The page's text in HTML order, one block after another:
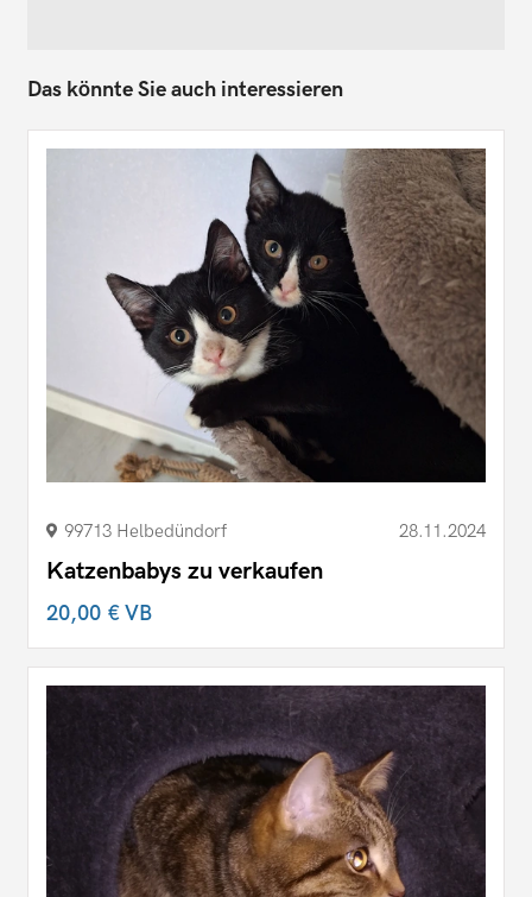
Das könnte Sie auch interessieren
99713 Helbedündorf 28.11.2024
Katzenbabys zu verkaufen
20,00 €VB